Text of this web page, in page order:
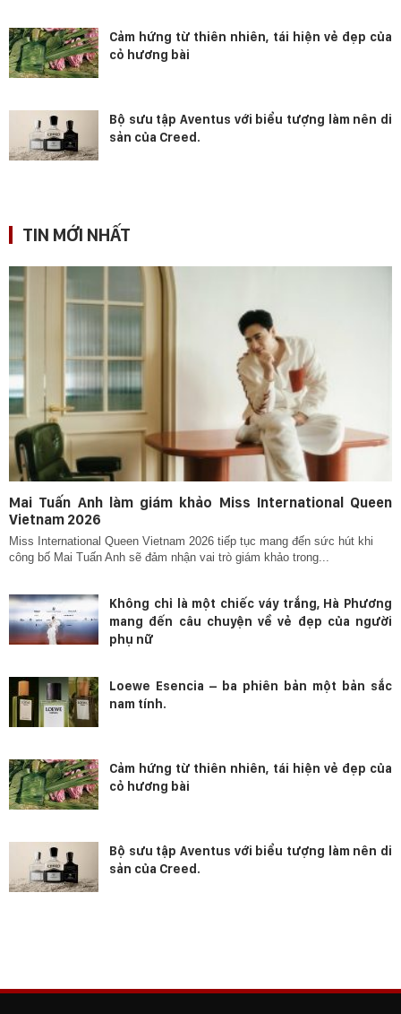
Cảm hứng từ thiên nhiên, tái hiện vẻ đẹp của
cỏ hương bài
Bộ sưu tập Aventus với biểu tượng làm nên di
sản của Creed.
TIN MỚI NHẤT
Mai Tuấn Anh làm giám khảo Miss International Queen
Vietnam 2026
Miss International Queen Vietnam 2026 tiếp tục mang đến sức hút khi
công bố Mai Tuấn Anh sẽ đảm nhận vai trò giám khảo trong...
Không chỉ là một chiếc váy trắng, Hà Phương
mang đến câu chuyện về vẻ đẹp của người
phụ nữ
Loewe Esencia – ba phiên bản một bản sắc
nam tính.
Cảm hứng từ thiên nhiên, tái hiện vẻ đẹp của
cỏ hương bài
Bộ sưu tập Aventus với biểu tượng làm nên di
sản của Creed.